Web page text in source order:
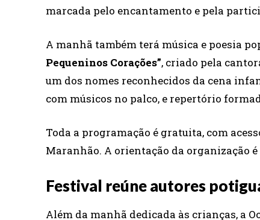
marcada pelo encantamento e pela
A manhã também terá música e poesia
Pequeninos Corações”, criado pela
um dos nomes reconhecidos da cena
com músicos no palco, e repertório
Toda a programação é gratuita, com
Maranhão. A orientação da organização
Festival reúne autores
Além da manhã dedicada às crianças, a